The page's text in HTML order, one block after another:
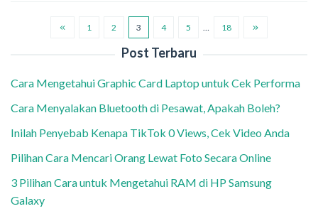
1 2 3 4 5 18
Post Terbaru
Cara Mengetahui Graphic Card Laptop untuk Cek Performa
Cara Menyalakan Bluetooth di Pesawat, Apakah Boleh?
Inilah Penyebab Kenapa TikTok 0 Views, Cek Video Anda
Pilihan Cara Mencari Orang Lewat Foto Secara Online
3 Pilihan Cara untuk Mengetahui RAM di HP Samsung
Galaxy